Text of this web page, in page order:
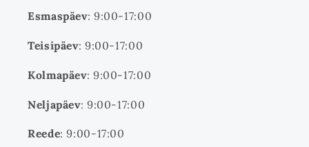
Esmaspäev: 9:00-17:00
Teisipäev: 9:00-17:00
Kolmapäev: 9:00-17:00
Neljapäev: 9:00-17:00
Reede: 9:00-17:00